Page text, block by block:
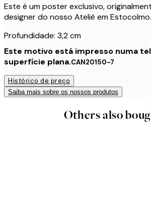
Este é um poster exclusivo,
designer do nosso Ateliê em Estocolmo.
Profundidade: 3,2 cm
Este motivo está impresso numa
superfície plana.CAN20150-7
Histórico de preço
Saiba mais sobre os nossos produtos
Others also